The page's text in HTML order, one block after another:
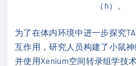
（h）。
为了在体内环境中进一步探究
互作用，研究人员构建了小鼠神
并使用Xenium空间转录组学技